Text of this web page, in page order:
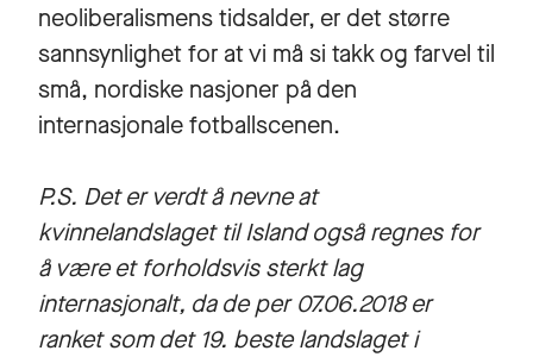
neoliberalismens tidsalder, er det større
sannsynlighet for at vi må si takk og farvel til
små, nordiske nasjoner på den
internasjonale fotballscenen.
P.S. Det er verdt å nevne at
kvinnelandslaget til Island også regnes for
å være et forholdsvis sterkt lag
internasjonalt, da de per 07.06.2018 er
ranket som det 19. beste landslaget i